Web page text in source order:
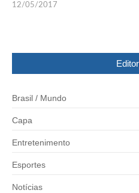
12/05/2017
Brasil / Mundo
Capa
Entretenimento
Esportes
Notícias